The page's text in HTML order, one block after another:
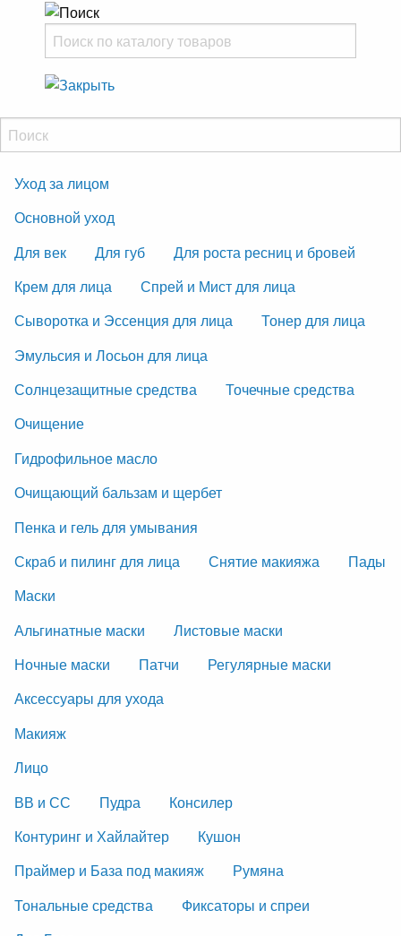
Уход за лицом
Основной уход
Для век
Для губ
Для роста ресниц и бровей
Крем для лица
Спрей и Мист для лица
Сыворотка и Эссенция для лица
Тонер для лица
Эмульсия и Лосьон для лица
Солнцезащитные средства
Точечные средства
Очищение
Гидрофильное масло
Очищающий бальзам и щербет
Пенка и гель для умывания
Скраб и пилинг для лица
Снятие макияжа
Пады
Маски
Альгинатные маски
Листовые маски
Ночные маски
Патчи
Регулярные маски
Аксессуары для ухода
Макияж
Лицо
ВВ и СС
Пудра
Консилер
Контуринг и Хайлайтер
Кушон
Праймер и База под макияж
Румяна
Тональные средства
Фиксаторы и спреи